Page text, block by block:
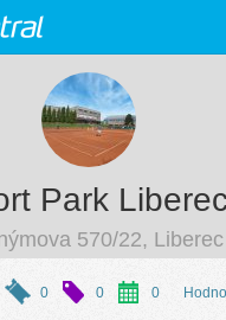
Park
570/22, Liberec
0 0 0